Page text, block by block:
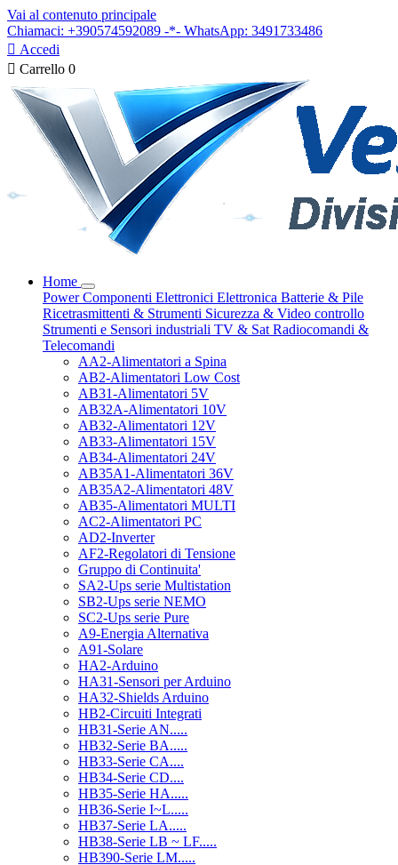
Vai al contenuto principale
Chiamaci: +390574592089 -*- WhatsApp: 3491733486
 Accedi
 Carrello 0
Home
PowerComponenti Elettronici Elettronica Batterie & Pile
Ricetrasmittenti & Strumenti Sicurezza & Video controllo
Strumenti e Sensori industriali TV & Sat Radiocomandi &
Telecomandi
AA2-Alimentatori a Spina
AB2-Alimentatori Low Cost
AB31-Alimentatori 5V
AB32A-Alimentatori 10V
AB32-Alimentatori 12V
AB33-Alimentatori 15V
AB34-Alimentatori 24V
AB35A1-Alimentatori 36V
AB35A2-Alimentatori 48V
AB35-Alimentatori MULTI
AC2-Alimentatori PC
AD2-Inverter
AF2-Regolatori di Tensione
Gruppo di Continuita'
SA2-Ups serie Multistation
SB2-Ups serie NEMO
SC2-Ups serie Pure
A9-Energia Alternativa
A91-Solare
HA2-Arduino
HA31-Sensori per Arduino
HA32-Shields Arduino
HB2-Circuiti Integrati
HB31-Serie AN.....
HB32-Serie BA.....
HB33-Serie CA....
HB34-Serie CD....
HB35-Serie HA.....
HB36-Serie I~L.....
HB37-Serie LA.....
HB38-Serie LB ~ LF.....
HB390-Serie LM.....